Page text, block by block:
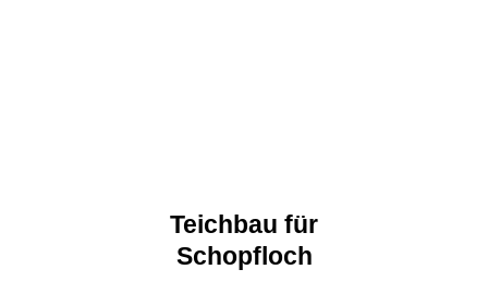
Teichbau für
Schopfloch